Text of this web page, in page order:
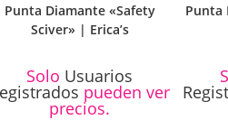
Punta Diamante «Safety
Sciver» | Erica’s
Solo Usuarios
pueden ver
precios.
Punta